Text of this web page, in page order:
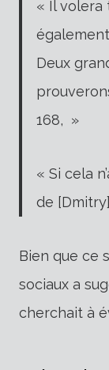
« Il volera
Deux
168, »
« Si cela
de
Bien que ce
sociaux a
cherchait à